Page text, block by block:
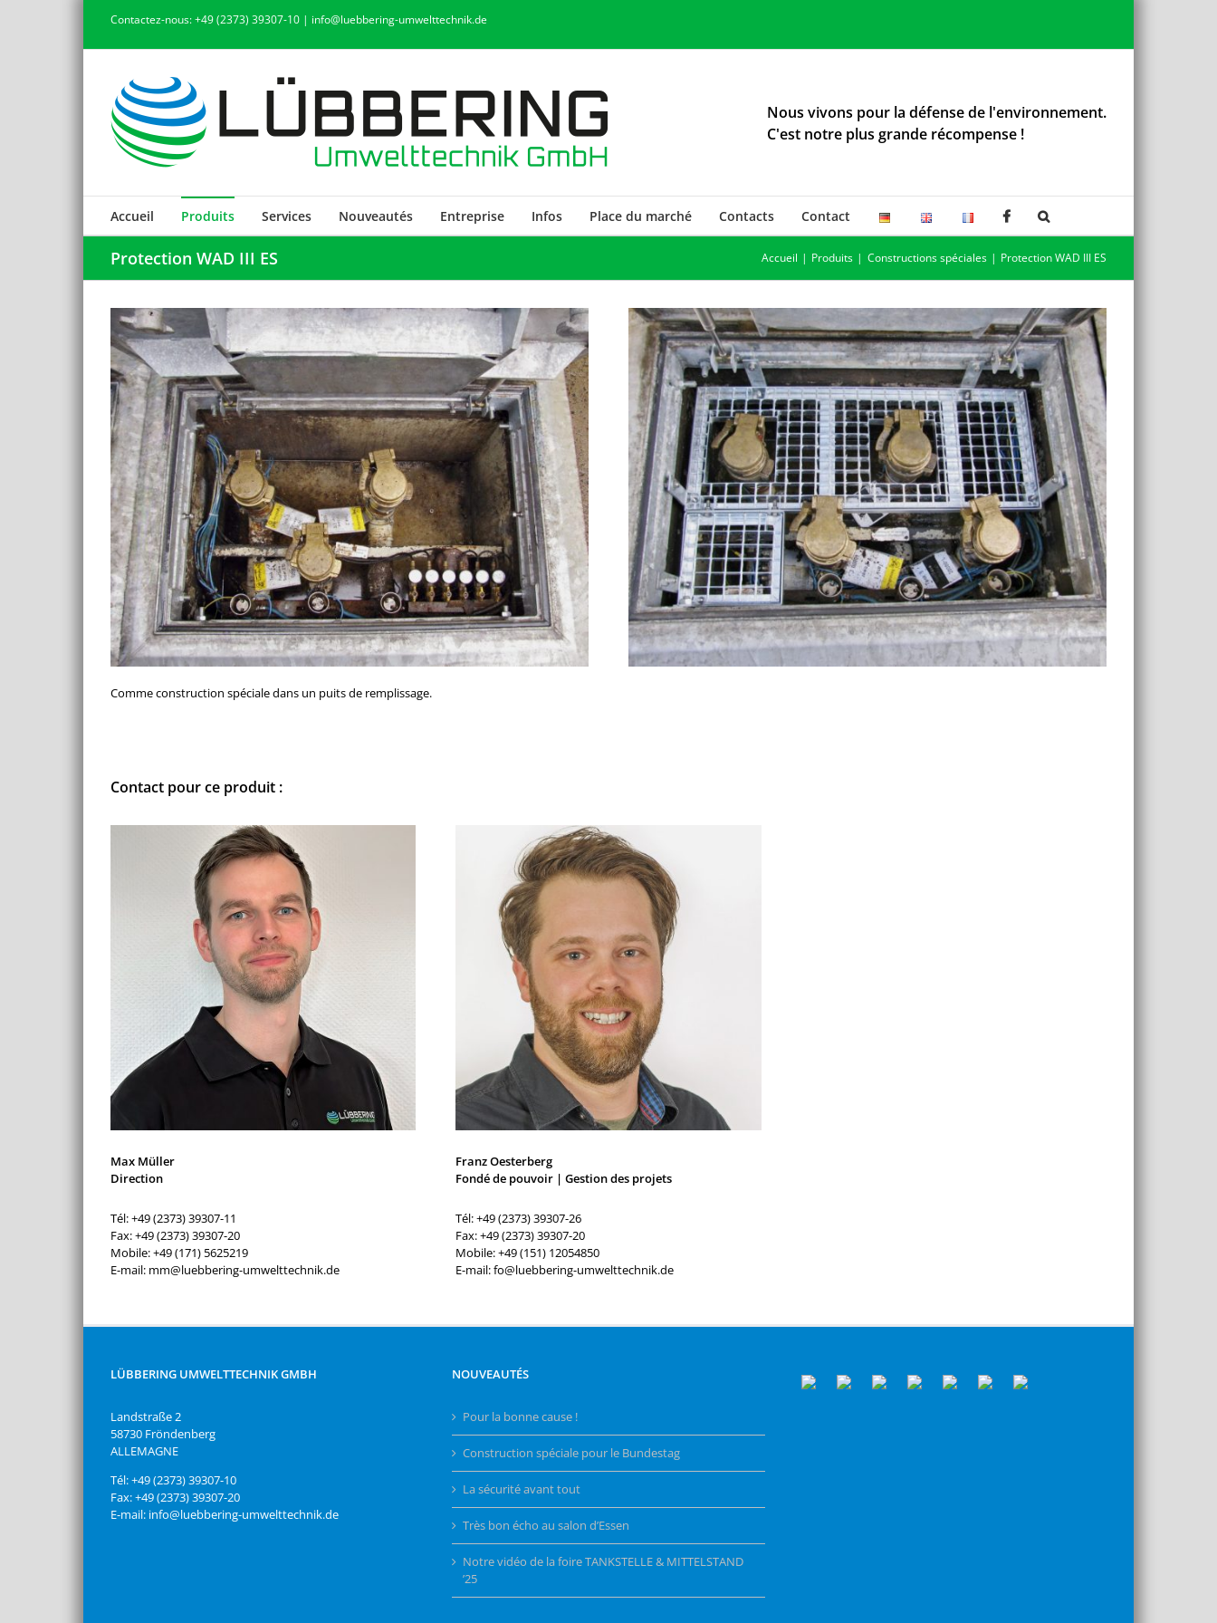
Contactez-nous: +49 (2373) 39307-10 | info@luebbering-umwelttechnik.de
Nous vivons pour la défense de l'environnement.
C'est notre plus grande récompense !
Accueil Produits Services Nouveautés Entreprise Infos Place du marché Contacts Contact
Protection WAD III ES Accueil Produits Constructions spéciales Protection WAD III ES
Comme construction spéciale dans un puits de remplissage.
Contact pour ce produit :
Max Müller
Direction
Tél: +49 (2373) 39307-11
Fax: +49 (2373) 39307-20
Mobile: +49 (171) 5625219
E-mail: mm@luebbering-umwelttechnik.de
Franz Oesterberg
Fondé de pouvoir | Gestion des projets
Tél: +49 (2373) 39307-26
Fax: +49 (2373) 39307-20
Mobile: +49 (151) 12054850
E-mail: fo@luebbering-umwelttechnik.de
LÜBBERING UMWELTTECHNIK GMBH
Landstraße 2
58730 Fröndenberg
ALLEMAGNE
Tél: +49 (2373) 39307-10
Fax: +49 (2373) 39307-20
E-mail: info@luebbering-umwelttechnik.de
NOUVEAUTÉS
Pour la bonne cause !
Construction spéciale pour le Bundestag
La sécurité avant tout
Très bon écho au salon d’Essen
Notre vidéo de la foire TANKSTELLE & MITTELSTAND
’25